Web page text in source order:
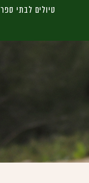
טיולים לבתי ספר